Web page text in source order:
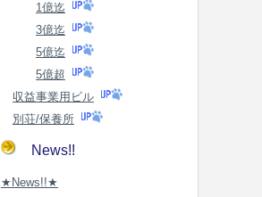
1億迄
3億迄
5億迄
5億超
収益事業用ビル
別荘/保養所
News!!
★News!!★